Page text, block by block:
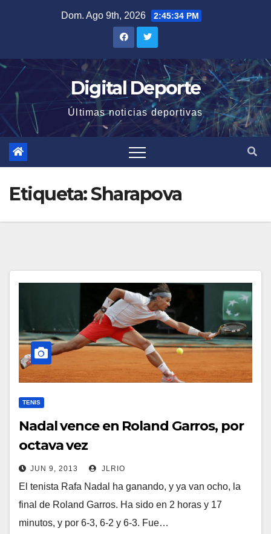
Dom. Ago 9th, 2026 2:45:34 PM
Digital Deporte
Últimas noticias deportivas
Etiqueta:Sharapova
TENIS
Nadal vence en Roland Garros, por
octava vez
JUN 9, 2013 JLRIO
El tenista Rafa Nadal ha ganando, y ya van ocho, la
final de Roland Garros. Ha sido en 2 horas y 17
minutos, y por 6-3, 6-2 y 6-3. Fue…